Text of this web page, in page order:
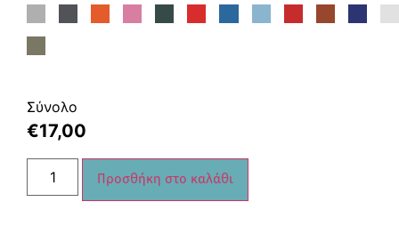
Σύνολο
€17,00
Προσθήκη στο καλάθι